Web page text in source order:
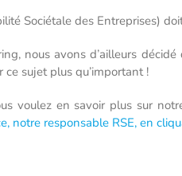
Sociétale des Entreprises)
nous avons d’ailleurs
ce sujet plus qu’important !
voulez en savoir plus sur
notre responsable RSE, en